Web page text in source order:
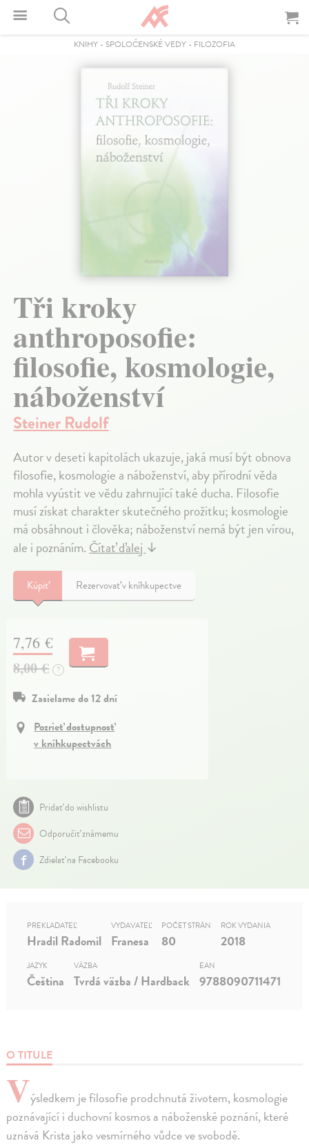
KNIHY - SPOLOČENSKÉ VEDY - FILOZOFIA
Tři kroky
anthroposofie:
filosofie, kosmologie,
náboženství
Steiner Rudolf
Autor v deseti kapitolách ukazuje, jaká musí být obnova
filosofie, kosmologie a náboženství, aby přírodní věda
mohla vyústit ve vědu zahrnující také ducha. Filosofie
musí získat charakter skutečného prožitku; kosmologie
má obsáhnout i člověka; náboženství nemá být jen vírou,
ale i poznáním. Čítať ďalej ↓
Kúpiť Rezervovať v kníhkupectve
7,76 €
8,00 € ?
Zasielame do 12 dní
Pozrieť dostupnosť
v kníhkupectvách
Pridať do wishlistu
Odporučiť známemu
Zdielať na Facebooku
O TITULE
Výsledkem je filosofie prodchnutá životem, kosmologie
poznávající i duchovní kosmos a náboženské poznání, které
uznává Krista jako vesmírného vůdce ve svobodě.
PREKLADATEĽ
Hradil Radomil
VYDAVATEĽ
Franesa
POČET STRÁN
80
ROK VYDANIA
2018
JAZYK
Čeština
VÄZBA
Tvrdá väzba / Hardback
EAN
9788090711471